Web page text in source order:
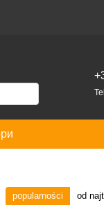
popularności od